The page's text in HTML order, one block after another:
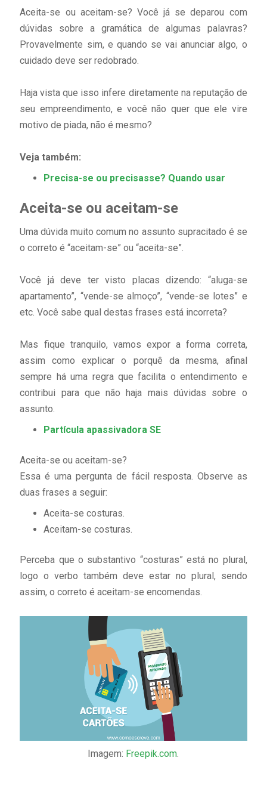
Aceita-se ou aceitam-se? Você já se deparou com
dúvidas sobre a gramática de algumas palavras?
Provavelmente sim, e quando se vai anunciar algo, o
cuidado deve ser redobrado.
Haja vista que isso infere diretamente na reputação de
seu empreendimento, e você não quer que ele vire
motivo de piada, não é mesmo?
Veja também:
Precisa-se ou precisasse? Quando usar
Aceita-se ou aceitam-se
Uma dúvida muito comum no assunto supracitado é se
o correto é “aceitam-se” ou “aceita-se”.
Você já deve ter visto placas dizendo: “aluga-se
apartamento”, “vende-se almoço”, “vende-se lotes” e
etc. Você sabe qual destas frases está incorreta?
Mas fique tranquilo, vamos expor a forma correta,
assim como explicar o porquê da mesma, afinal
sempre há uma regra que facilita o entendimento e
contribui para que não haja mais dúvidas sobre o
assunto.
Partícula apassivadora SE
Aceita-se ou aceitam-se?
Essa é uma pergunta de fácil resposta. Observe as
duas frases a seguir:
Aceita-se costuras.
Aceitam-se costuras.
Perceba que o substantivo “costuras” está no plural,
logo o verbo também deve estar no plural, sendo
assim, o correto é aceitam-se encomendas.
Imagem: Freepik.com.